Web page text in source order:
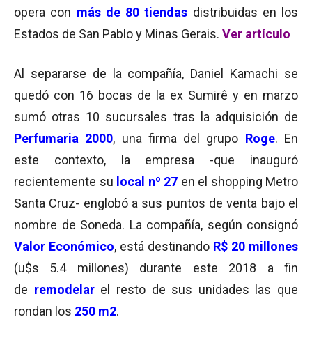
opera con más de 80 tiendas distribuidas en los
Estados de San Pablo y Minas Gerais. Ver artículo
Al separarse de la compañía, Daniel Kamachi se
quedó con 16 bocas de la ex Sumirê y en marzo
sumó otras 10 sucursales tras la adquisición de
Perfumaria 2000, una firma del grupo Roge. En
este contexto, la empresa -que inauguró
recientemente su local nº 27 en el shopping Metro
Santa Cruz- englobó a sus puntos de venta bajo el
nombre de Soneda. La compañía, según consignó
Valor Económico, está destinando R$ 20 millones
(u$s 5.4 millones) durante este 2018 a fin
de remodelar el resto de sus unidades las que
rondan los 250 m2.